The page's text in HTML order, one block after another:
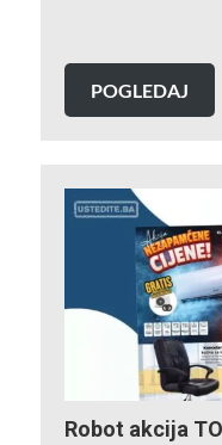
POGLEDAJ
Robot akcija